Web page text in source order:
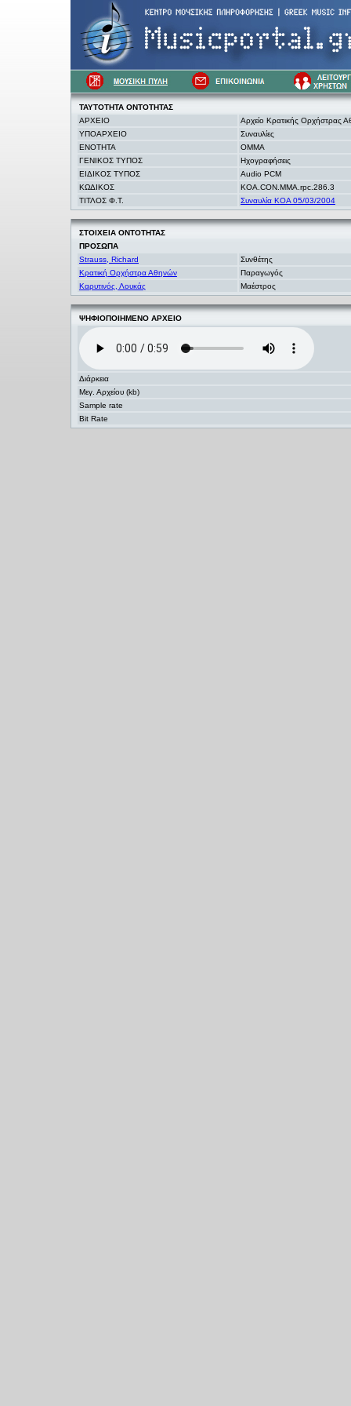
ΤΑΥΤΟΤΗΤΑ ΟΝΤΟΤΗΤΑΣ
ΑΡΧΕΙΟ
Αρχείο Κρατικής Ορχήστρας
ΥΠΟΑΡΧΕΙΟ
Συναυλίες
ΕΝΟΤΗΤΑ
OMMA
ΓΕΝΙΚΟΣ ΤΥΠΟΣ
Ηχογραφήσεις
ΕΙΔΙΚΟΣ ΤΥΠΟΣ
Audio PCM
ΚΩΔΙΚΟΣ
KOA.CON.MMA.rpc.286.3
ΤΙΤΛΟΣ Φ.Τ.
Συναυλία ΚΟΑ 05/03/2004
ΣΤΟΙΧΕΙΑ ΟΝΤΟΤΗΤΑΣ
ΠΡΟΣΩΠΑ
Strauss, Richard
Συνθέτης
Κρατική Ορχήστρα Αθηνών
Παραγωγός
Καρυτινός, Λουκάς
Μαέστρος
ΨΗΦΙΟΠΟΙΗΜΕΝΟ ΑΡΧΕΙΟ
Διάρκεια
Μεγ. Αρχείου (kb)
Sample rate
Bit Rate